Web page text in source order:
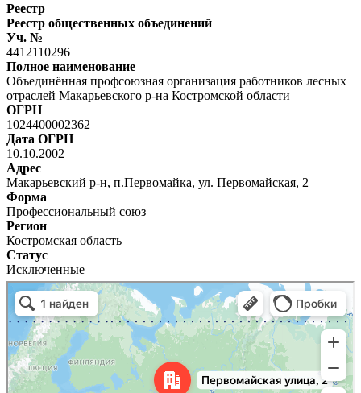
Реестр
Реестр общественных объединений
Уч. №
4412110296
Полное наименование
Объединённая профсоюзная организация работников лесных
отраслей Макарьевского р-на Костромской области
ОГРН
1024400002362
Дата ОГРН
10.10.2002
Адрес
Макарьевский р-н, п.Первомайка, ул. Первомайская, 2
Форма
Профессиональный союз
Регион
Костромская область
Статус
Исключенные